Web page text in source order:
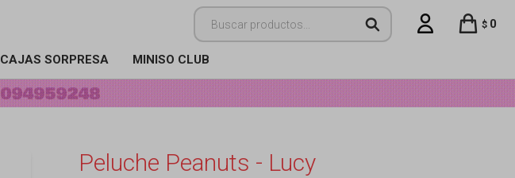
CAJAS SORPRESA MINISO CLUB
$ 0
Peluche Peanuts - Lucy